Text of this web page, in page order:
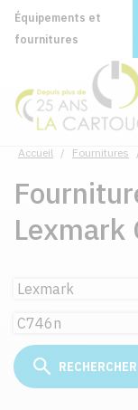
Équipements et
fournitures
Accueil / Fournitures
Lexmark